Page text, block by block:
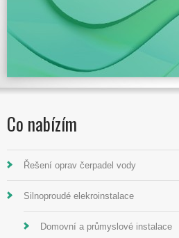
Co nabízím
Řešení oprav čerpadel vody
Silnoproudé elekroinstalace
Domovní a průmyslové instalace